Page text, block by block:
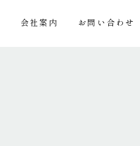
会社案内 お問い合わせ